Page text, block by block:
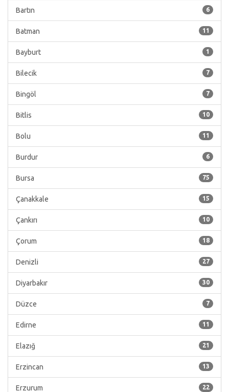
6
Bartın
11
Batman
1
Bayburt
7
Bilecik
7
Bingöl
10
Bitlis
11
Bolu
6
Burdur
75
Bursa
15
Çanakkale
10
Çankırı
18
Çorum
27
Denizli
30
Diyarbakır
7
Düzce
11
Edirne
21
Elazığ
13
Erzincan
22
Erzurum